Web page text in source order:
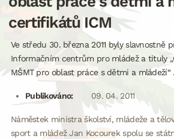
certifikátů ICM
Ve středu 30. března 2011 byly slavnostně
Informačním centrům pro mládež a tituly
MŠMT pro oblast práce s dětmi a mládeží“ .
Publikováno: 09. 04. 2011
Náměstek ministra školství, mládeže a
sport a mládež Jan Kocourek spolu se